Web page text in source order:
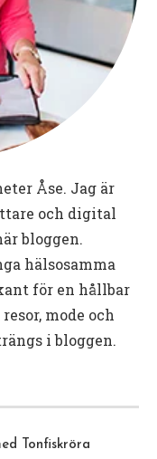
Åse. Jag är
och digital
bloggen.
hälsosamma
för en hållbar
mode och
i bloggen.
Tonfiskröra